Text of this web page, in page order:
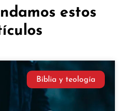
estos
Biblia y teología